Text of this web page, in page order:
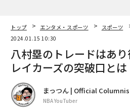
トップ エンタメ・スポーツ スポーツ
2024.01.15 10:30
八村塁のトレードはあ
レイカーズの突破口とは
まっつん | Official
NBA YouTuber